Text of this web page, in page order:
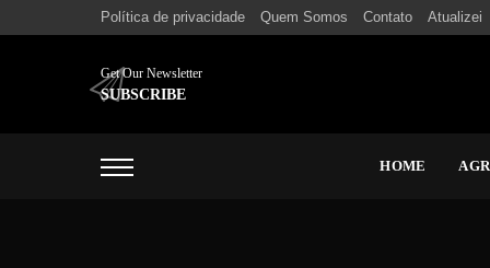
Política de privacidade Quem Somos Contato Atualizei
Get Our Newsletter
SUBSCRIBE
HOME